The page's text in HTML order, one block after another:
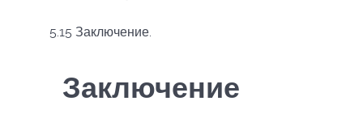
5.15 Заключение.
Заключение